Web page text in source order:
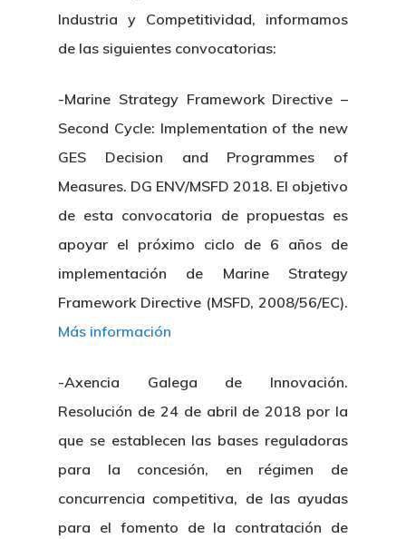
Industria y Competitividad, informamos
de las siguientes convocatorias:
-Marine Strategy Framework Directive –
Second Cycle: Implementation of the new
GES Decision and Programmes of
Measures. DG ENV/MSFD 2018. El objetivo
de esta convocatoria de propuestas es
apoyar el próximo ciclo de 6 años de
implementación de Marine Strategy
Framework Directive (MSFD, 2008/56/EC).
Más información
-Axencia Galega de Innovación.
Resolución de 24 de abril de 2018 por la
que se establecen las bases reguladoras
para la concesión, en régimen de
concurrencia competitiva, de las ayudas
para el fomento de la contratación de